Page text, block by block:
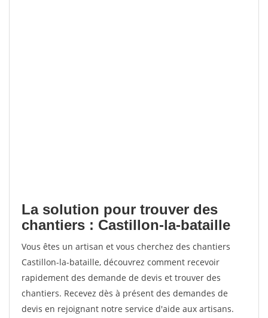
La solution pour trouver des
chantiers : Castillon-la-bataille
Vous êtes un artisan et vous cherchez des chantiers
Castillon-la-bataille, découvrez comment recevoir
rapidement des demande de devis et trouver des
chantiers. Recevez dès à présent des demandes de
devis en rejoignant notre service d'aide aux artisans.